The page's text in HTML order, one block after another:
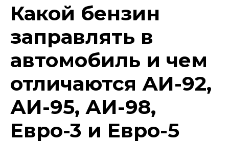
Какой бензин
заправлять в
автомобиль и чем
отличаются АИ-92,
АИ-95, АИ-98,
Евро-3 и Евро-5